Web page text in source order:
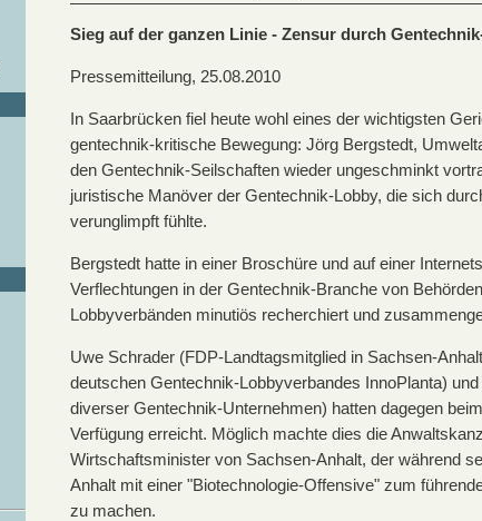
Sieg auf der ganzen Linie - Zensur durch
Pressemitteilung, 25.08.2010
In Saarbrücken fiel heute wohl eines der wichtigsten
gentechnik-kritische Bewegung: Jörg Bergstedt,
den Gentechnik-Seilschaften wieder ungeschminkt
juristische Manöver der Gentechnik-Lobby, die sich
verunglimpft fühlte.
Bergstedt hatte in einer Broschüre und auf einer
Verflechtungen in der Gentechnik-Branche von
Lobbyverbänden minutiös recherchiert und
Uwe Schrader (FDP-Landtagsmitglied in Sachsen-
deutschen Gentechnik-Lobbyverbandes InnoPlanta)
diverser Gentechnik-Unternehmen) hatten dagegen
Verfügung erreicht. Möglich machte dies die
Wirtschaftsminister von Sachsen-Anhalt, der während
Anhalt mit einer "Biotechnologie-Offensive" zum
zu machen.